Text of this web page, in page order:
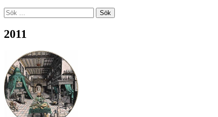
Sök
efter:
2011